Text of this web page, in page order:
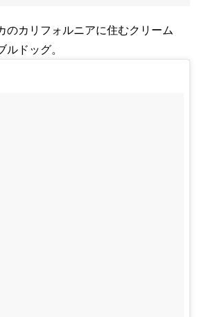
のカリフォルニアに住むクリーム
ルドッグ。